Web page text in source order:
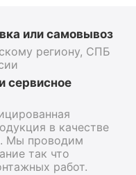
или самовывоз
региону, СПБ
сервисное
в качестве
Мы проводим
так что
работ.